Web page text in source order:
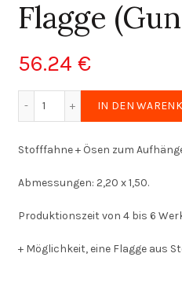
Flagge
56.24 €
IN DEN
Stofffahne + Ösen zum
Abmessungen: 2,20 x 1,50.
Produktionszeit von 4 bis 6
+ Möglichkeit, eine Flagge aus